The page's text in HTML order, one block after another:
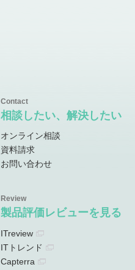
相談したい、解決したい
オンライン相談
資料請求
お問い合わせ
製品評価レビューを見る
ITreview
ITトレンド
Capterra